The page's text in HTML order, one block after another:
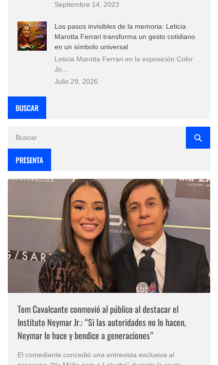
Septiembre 14, 2023
Los pasos invisibles de la memoria: Leticia
Marotta Ferrari transforma un gesto cotidiano
en un símbolo universal
Leticia Marotta Ferrari en la exposición Color
Jo…
Julio 29, 2026
BUSCAR
PRESENTA
Tom Cavalcante conmovió al público al destacar el
Instituto Neymar Jr.: “Si las autoridades no lo hacen,
Neymar lo hace y bendice a generaciones”
El comediante concedió una entrevista exclusiva al